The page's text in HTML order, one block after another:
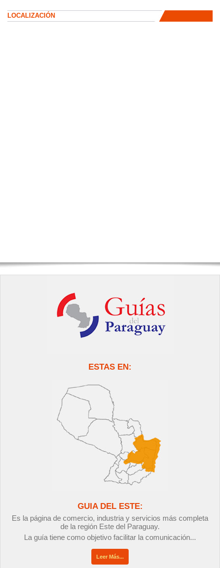
LOCALIZACIÓN
ESTAS EN:
GUIA DEL ESTE:
Es la página de comercio, industria y servicios más completa
de la región Este del Paraguay.
La guía tiene como objetivo facilitar la comunicación...
Leer Más...